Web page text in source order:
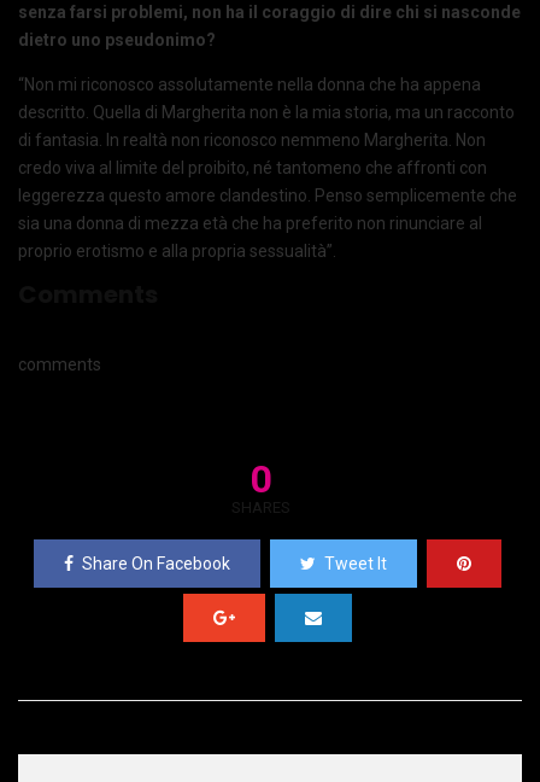
senza farsi problemi, non ha il coraggio di dire chi si nasconde
dietro uno pseudonimo?
“Non mi riconosco assolutamente nella donna che ha appena
descritto. Quella di Margherita non è la mia storia, ma un racconto
di fantasia. In realtà non riconosco nemmeno Margherita. Non
credo viva al limite del proibito, né tantomeno che affronti con
leggerezza questo amore clandestino. Penso semplicemente che
sia una donna di mezza età che ha preferito non rinunciare al
proprio erotismo e alla propria sessualità”.
comments
0
SHARES
Share On Facebook Tweet It